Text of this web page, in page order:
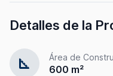
Detalles de la
square_foot Área de
600 m²